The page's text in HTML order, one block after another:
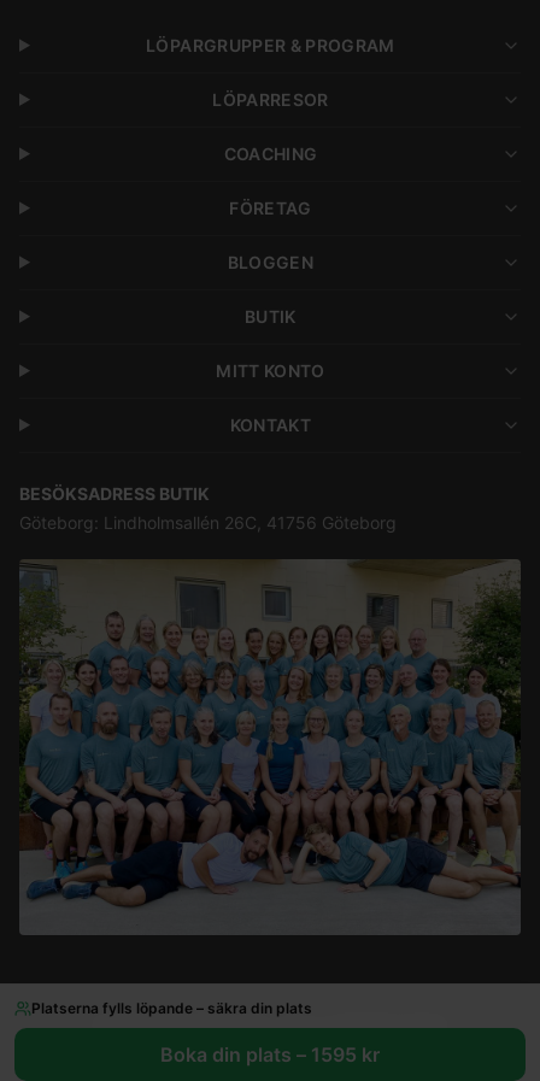
Platserna fylls löpande – säkra din plats
Boka din plats – 1595 kr
LÖPARGRUPPER & PROGRAM
LÖPARRESOR
COACHING
FÖRETAG
BLOGGEN
BUTIK
MITT KONTO
KONTAKT
BESÖKSADRESS BUTIK
Göteborg: Lindholmsallén 26C, 41756 Göteborg
©2026VarjeSteg AB · Org.nr 559262-0024
TikTok